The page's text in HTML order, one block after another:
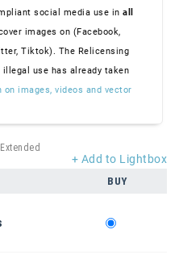
social media use in all
images on (Facebook,
Tiktok). The Relicensing
use has already taken
images, videos and vector
+ Add to Lightbox
BUY